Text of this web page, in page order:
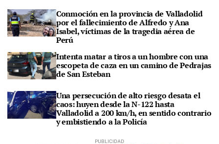
Conmoción en la provincia de Valladolid
por el fallecimiento de Alfredo y Ana
Isabel, víctimas de la tragedia aérea de
Perú
Intenta matar a tiros a un hombre con una
escopeta de caza en un camino de Pedrajas
de San Esteban
Una persecución de alto riesgo desata el
caos: huyen desde la N-122 hasta
Valladolid a 200 km/h, en sentido contrario
y embistiendo a la Policía